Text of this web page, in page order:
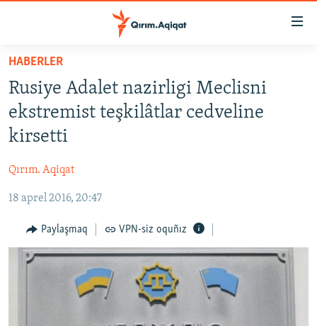
Esas
qaytmaq
Baş
navigatsiyağa
qaytmaq
Qıdıruvğa
SİYASET
İQTİSADİYAT
MEDENİYET
İNSAN AQLARI
VİDEO
SÜRET
HABERLER
Rusiye Adalet nazirligi Meclisni
ekstremist teşkilâtlar cedveline
kirsetti
Qırım. Aqiqat
18 aprel 2016, 20:47
Paylaşmaq VPN-siz oquñız